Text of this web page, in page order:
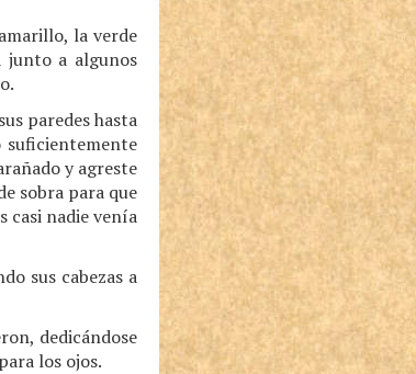
la verde
junto a algunos
paredes hasta
suficientemente
y agreste
sobra para que
casi nadie venía
sus cabezas a
dedicándose
los ojos.